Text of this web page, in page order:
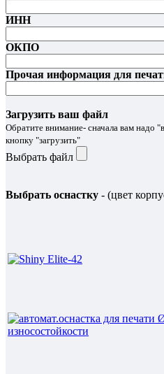
ИНН
ОКПО
Прочая информация для
Загрузить ваш файл
Обратите внимание- сначала вам надо
кнопку "загрузить"
Выбрать файл
Выбрать оснастку - (цвет